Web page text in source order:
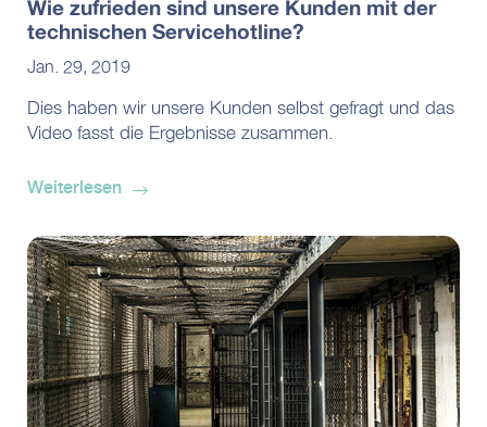
Wie zufrieden sind unsere Kunden mit der
technischen Servicehotline?
Jan. 29, 2019
Dies haben wir unsere Kunden selbst gefragt und das
Video fasst die Ergebnisse zusammen.
Weiterlesen